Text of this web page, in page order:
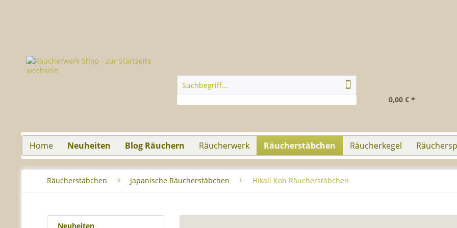
0,00 € *
Home Neuheiten Blog Räuchern Räucherwerk Räucherstäbchen Räucherkegel
Räucherstäbchen Japanische Räucherstäbchen Hikali Koh Räucherstäbchen
Neuheiten